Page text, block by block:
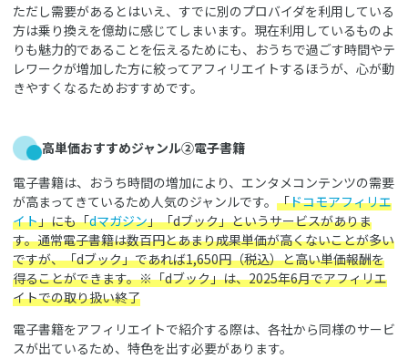
ただし需要があるとはいえ、すでに別のプロバイダを利用している
方は乗り換えを億劫に感じてしまいます。現在利用しているものよ
りも魅力的であることを伝えるためにも、おうちで過ごす時間やテ
レワークが増加した方に絞ってアフィリエイトするほうが、心が動
きやすくなるためおすすめです。
高単価おすすめジャンル②電子書籍
電子書籍は、おうち時間の増加により、エンタメコンテンツの需要
が高まってきているため人気のジャンルです。 「ドコモアフィリエ
イト」にも「dマガジン」「dブック」というサービスがありま
す。通常電子書籍は数百円とあまり成果単価が高くないことが多い
ですが、「dブック」であれば1,650円（税込）と高い単価報酬を
得ることができます。※「dブック」は、2025年6月でアフィリエ
イトでの取り扱い終了
電子書籍をアフィリエイトで紹介する際は、各社から同様のサービ
スが出ているため、特色を出す必要があります。